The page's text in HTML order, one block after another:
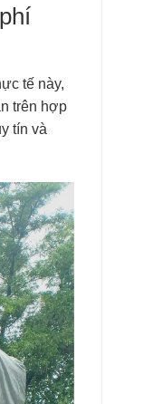
tế này,
trên hợp
tín và